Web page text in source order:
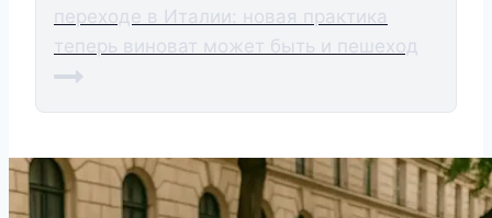
переходе в Италии: новая практика
теперь виноват может быть и пешеход